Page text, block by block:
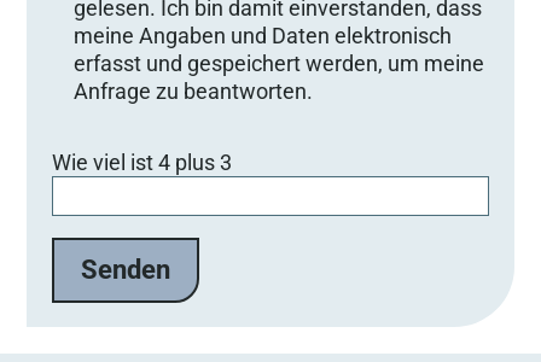
gelesen. Ich bin damit einverstanden, dass
meine Angaben und Daten elektronisch
erfasst und gespeichert werden, um meine
Anfrage zu beantworten.
Wie viel ist 4 plus 3